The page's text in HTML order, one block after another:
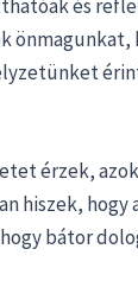
és
érzek,
hiszek, hogy
bátor